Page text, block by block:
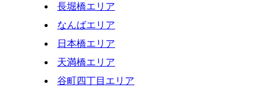
長堀橋エリア
なんばエリア
日本橋エリア
天満橋エリア
谷町四丁目エリア